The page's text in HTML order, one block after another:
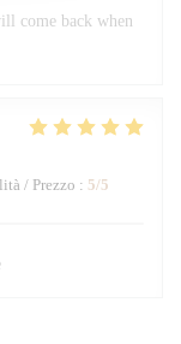
come back when
/ Prezzo : 5/5